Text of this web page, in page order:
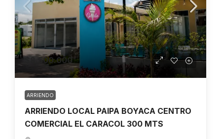
$8.500.000
ARRIENDO
ARRIENDO LOCAL PAIPA BOYACA CENTRO
COMERCIAL EL CARACOL 300 MTS